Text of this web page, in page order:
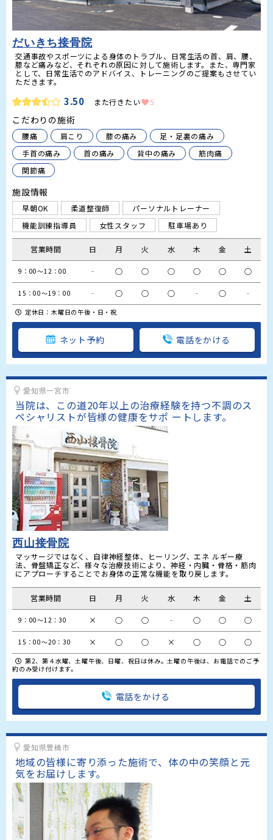
だいきち接骨院
交通事故やスポーツによる身体のトラブル、日常生活の首、肩、腰、
膝など痛みなど、それぞれの原因に対して施術します。また、専門家
として、日常生活でのアドバイス、トレーニングのご提案もさせてい
ただきます。
3.50 また行きたい 5
こだわりの施術
腰痛 肩こり 膝の痛み
足・足裏の痛み
手首の痛み
首の痛み 背中の痛み
筋肉痛
関節痛
施設情報
早朝OK 柔道整復師
パーソナルトレーナー
機能訓練指導員
女性スタッフ 駐車場あり
営業時間 日 月 火 水 木 金 土
9：00～12：00 ‐ ○ ○ ○ ○ ○ ○
15：00～19：00 ‐ ○ ○ ○ ‐ ○ ‐
定休日：木曜日の午後・日・祝
ネット予約 電話をかける
愛知県一宮市
当院は、この道20年以上の治療経験を持つ不調のス
ペシャリストが皆様の健康をサポ ートします。
西山接骨院
マッサージではなく、自律神経整体、ヒーリング、エネ ルギー療
法、骨盤矯正など、様々な治療技術により、神経・内臓・骨格・筋肉
にアプローチすることでお身体の正常な機能を取り戻します。
営業時間 日 月 火 水 木 金 土
9：00～12：30 × ○ ○ ‐ ○ ○ ○
15：00～20：30 × ○ ○ × ○ ○ ○
第2、第４水曜、土曜午後、日曜、祝日は休み。土曜の午後は、お電話でのご予
約のみ受け付けます。
電話をかける
愛知県豊橋市
地域の皆様に寄り添った施術で、体の中の笑顔と元
気をお届けします。